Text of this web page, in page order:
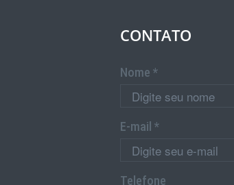
CONTATO
Nome *
E-mail *
Telefone